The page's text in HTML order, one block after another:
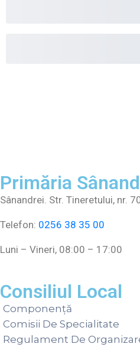
Primăria
Sânandrei. Str. Tineretului, nr.
Telefon: 0256 38 35 00
Luni – Vineri, 08:00 – 17:00
Consiliul Local
Componență
Comisii De Specialitate
Regulament De